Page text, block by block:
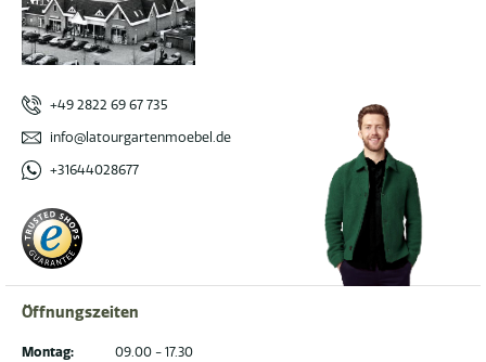
+49 2822 69 67 735
info@latourgartenmoebel.de
+31644028677
Öffnungszeiten
Montag:
09.00 - 17.30